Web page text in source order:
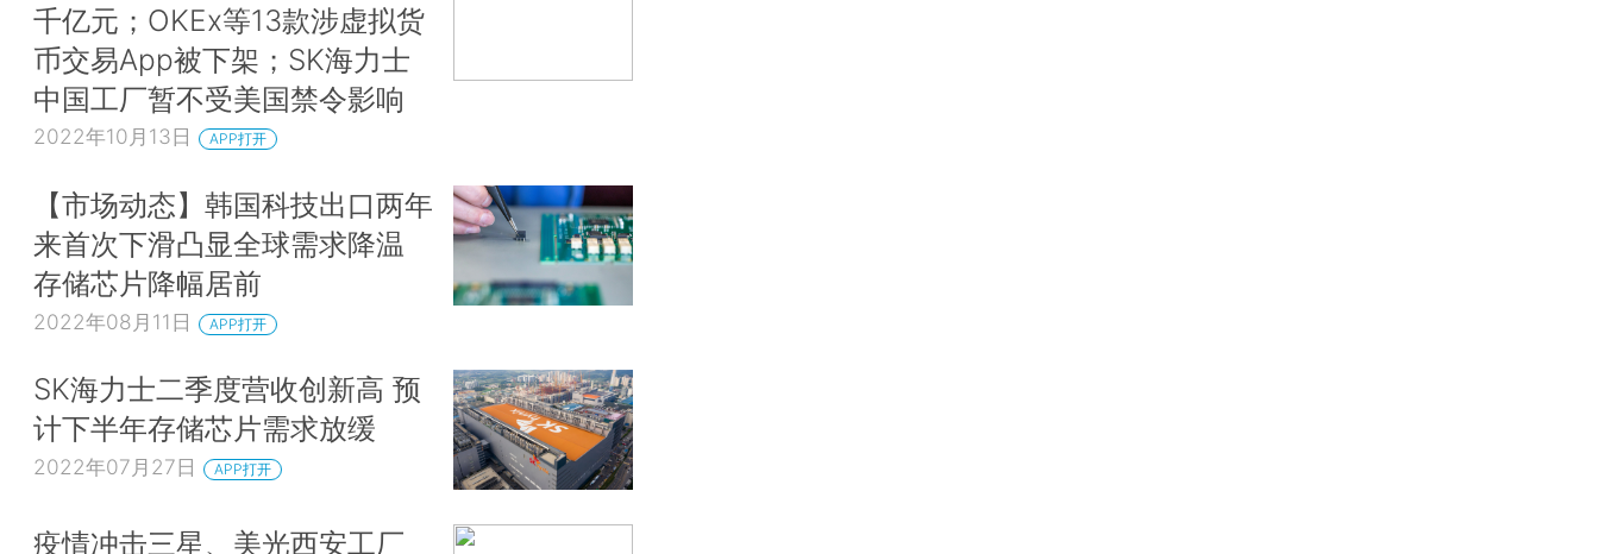
千亿元；OKEx等13款涉虚拟货
币交易App被下架；SK海力士
中国工厂暂不受美国禁令影响
2022年10月13日 APP打开
【市场动态】韩国科技出口两年
来首次下滑凸显全球需求降温
存储芯片降幅居前
2022年08月11日 APP打开
SK海力士二季度营收创新高 预
计下半年存储芯片需求放缓
2022年07月27日 APP打开
疫情冲击三星、美光西安工厂